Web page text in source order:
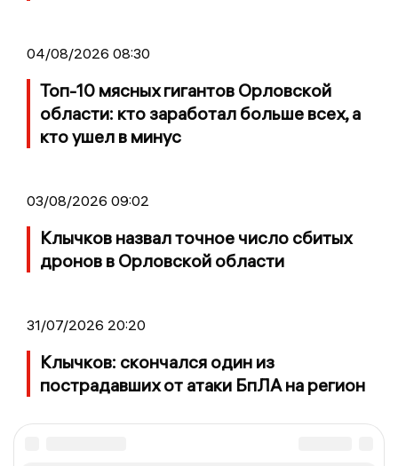
04/08/2026 08:30
Топ-10 мясных гигантов Орловской
области: кто заработал больше всех, а
кто ушел в минус
03/08/2026 09:02
Клычков назвал точное число сбитых
дронов в Орловской области
31/07/2026 20:20
Клычков: скончался один из
пострадавших от атаки БпЛА на регион